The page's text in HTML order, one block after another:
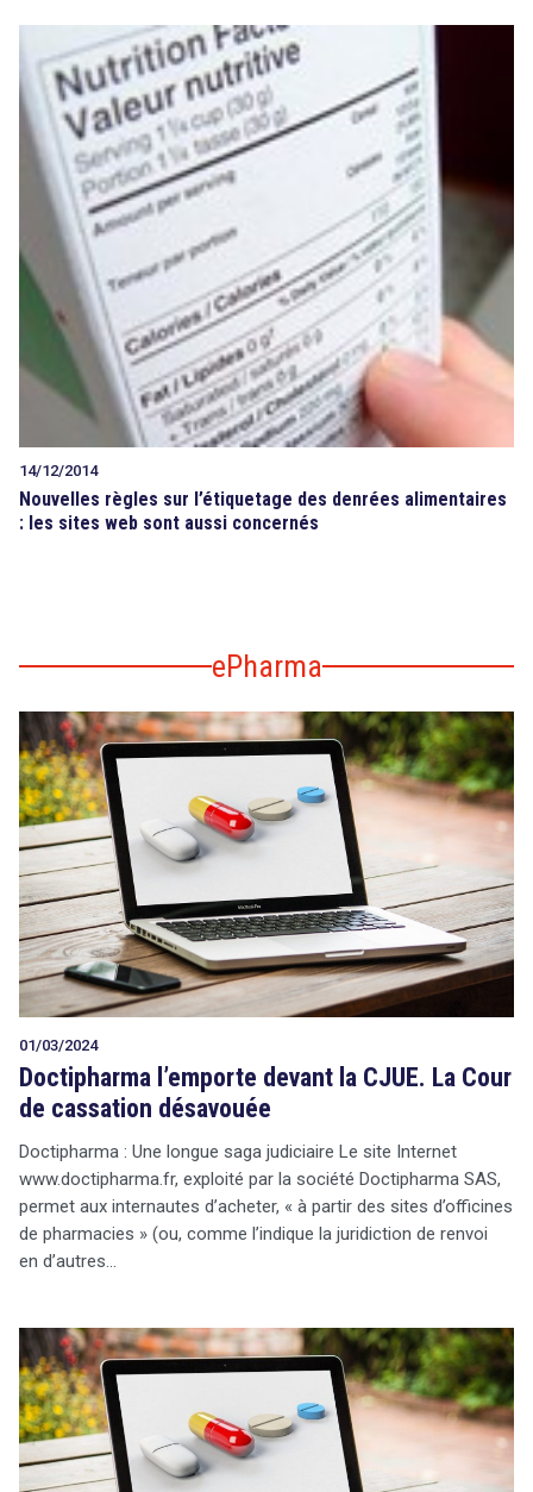
14/12/2014
Nouvelles règles sur l’étiquetage des denrées alimentaires
: les sites web sont aussi concernés
ePharma
01/03/2024
Doctipharma l’emporte devant la CJUE. La Cour
de cassation désavouée
Doctipharma : Une longue saga judiciaire Le site Internet
www.doctipharma.fr, exploité par la société Doctipharma SAS,
permet aux internautes d’acheter, « à partir des sites d’officines
de pharmacies » (ou, comme l’indique la juridiction de renvoi
en d’autres…